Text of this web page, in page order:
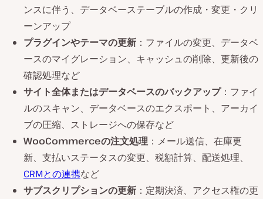
ンスに伴う、データベーステーブルの作成・変更・クリ
ーンアップ
プラグインやテーマの更新 ：ファイルの変更、データベ
ースのマイグレーション、キャッシュの削除、更新後の
確認処理など
サイト全体またはデータベースのバックアップ：ファイ
ルのスキャン、データベースのエクスポート、アーカイ
ブの圧縮、ストレージへの保存など
WooCommerceの注文処理 ：メール送信、在庫更
新、支払いステータスの変更、税額計算、配送処理、
CRMとの連携など
サブスクリプションの更新 ：定期決済、アクセス権の更